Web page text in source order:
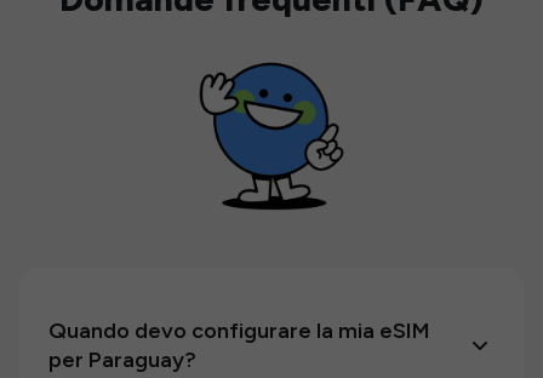
Quando devo configurare la mia eSIM
per Paraguay?